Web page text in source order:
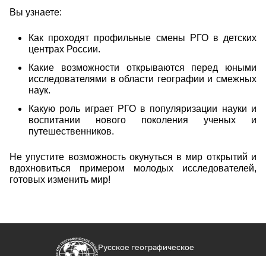
Вы узнаете:
Как проходят профильные смены РГО в детских
центрах России.
Какие возможности открываются перед юными
исследователями в области географии и смежных
наук.
Какую роль играет РГО в популяризации науки и
воспитании нового поколения ученых и
путешественников.
Не упустите возможность окунуться в мир открытий и
вдохновиться примером молодых исследователей,
готовых изменить мир!
Русское географическое